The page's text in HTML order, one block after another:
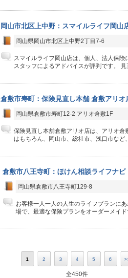
岡山市北区上中野：スマイルライフ岡山
岡山県岡山市北区上中野2丁目7-6
スマイルライフ岡山店は、個人、法人保
スタッフによるアドバイスが評判です。
倉敷市寿町：保険見直し本舗 倉敷アリオ
岡山県倉敷市寿町12-2 アリオ倉敷1F
保険見直し本舗倉敷アリオ店は、アリオ倉
はもちろん、岡山市、総社市、浅口市など
倉敷市八王寺町：ほけん相談ライフナ
岡山県倉敷市八王寺町129-8
お客様一人一人の人生のライフプランに
場で、最適な保険プランをオーダーメイ
1 2 3 4 5 6
全450件